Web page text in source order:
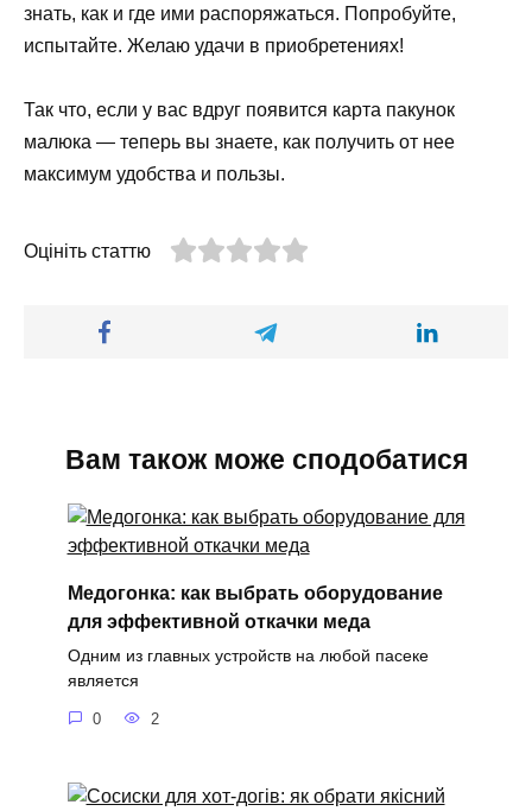
знать, как и где ими распоряжаться. Попробуйте,
испытайте. Желаю удачи в приобретениях!
Так что, если у вас вдруг появится карта пакунок
малюка — теперь вы знаете, как получить от нее
максимум удобства и пользы.
Оцініть статтю
Вам також може сподобатися
Медогонка: как выбрать оборудование
для эффективной откачки меда
Одним из главных устройств на любой пасеке
является
0 2